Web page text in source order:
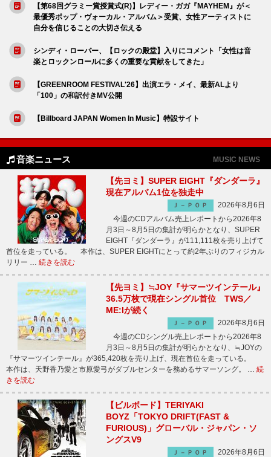
【第68回グラミー賞授賞式(R)】レディー・ガガ『MAYHEM』が＜
最優秀ポップ・ヴォーカル・アルバム＞受賞、女性アーティストに
自分を信じることの大切さ伝える
シンディ・ローパー、【ロックの殿堂】入りにコメント「女性は音
楽とロックンロールに多くの重要な貢献をしてきた」
【GREENROOM FESTIVAL'26】出演エラ・メイ、最新ALより
「100」の和訳付きMV公開
【Billboard JAPAN Women In Music】特設サイト
音楽ニュース MUSIC NEWS
【先ヨミ】SUPER EIGHT『ダンダーラ』
現在アルバム1位を独走中
Ｊ－ＰＯＰ
2026年8月6日
今週のCDアルバム売上レポートから2026年8
月3日～8月5日の集計が明らかとなり、SUPER
EIGHT『ダンダーラ』が111,111枚を売り上げて
首位を走っている。 本作は、SUPER EIGHTにとって約2年ぶりのフィジカル
リリー … 続きを読む
【先ヨミ】≒JOY『サマーツインテール』
36.5万枚で現在シングル首位 TWS／
ME:Iが続く
Ｊ－ＰＯＰ
2026年8月6日
今週のCDシングル売上レポートから2026年8
月3日～8月5日の集計が明らかとなり、≒JOYの
『サマーツインテール』が365,420枚を売り上げ、現在首位を走っている。
本作は、天野香乃愛と市原愛弓がダブルセンターを務めるサマーソング。 … 続
きを読む
【ビルボード】TERIYAKI
BOYZ「TOKYO DRIFT(FAST &
FURIOUS)」グローバル・ジャパン・ソ
ングスV9
Ｊ－ＰＯＰ
2026年8月6日